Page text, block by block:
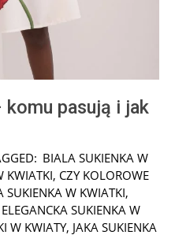
pasują i jak
BIALA SUKIENKA W
KWIATKI, CZY KOLOROWE
SUKIENKA W KWIATKI,
ELEGANCKA SUKIENKA W
W KWIATY, JAKA SUKIENKA